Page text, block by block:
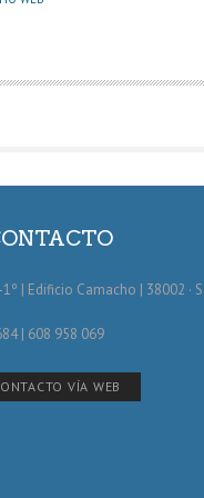
| Edificio Camacho | 38002 ·
| 608 958 069
VÍA WEB